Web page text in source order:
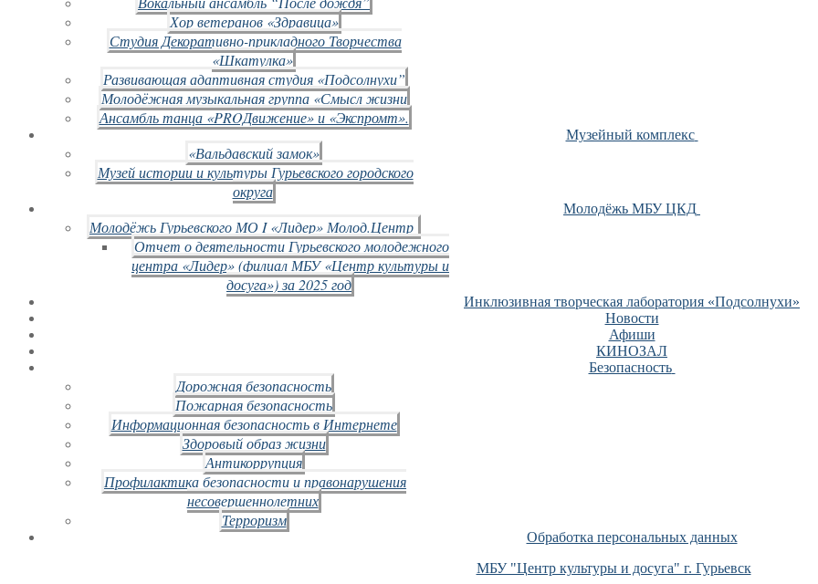
Хор ветеранов «Здравица»
Студия Декоративно-прикладного Творчества
«Шкатулка»
Развивающая адаптивная студия «Подсолнухи”
Молодёжная музыкальная группа «Смысл жизни
Ансамбль танца «PROДвижение» и «Экспромт».
Музейный комплекс
«Вальдавский замок»
Музей истории и культуры Гурьевского городского
округа
Молодёжь МБУ ЦКД
Молодёжь Гурьевского МО I «Лидер» Молод.Центр
Отчет о деятельности Гурьевского молодежного
центра «Лидер» (филиал МБУ «Центр культуры и
досуга») за 2025 год
Инклюзивная творческая лаборатория «Подсолнухи»
Новости
Афиши
КИНОЗАЛ
Безопасность
Дорожная безопасность
Пожарная безопасность
Информационная безопасность в Интернете
Здоровый образ жизни
Антикоррупция
Профилактика безопасности и правонарушения
несовершеннолетних
Терроризм
Обработка персональных данных
МБУ "Центр культуры и досуга" г. Гурьевск